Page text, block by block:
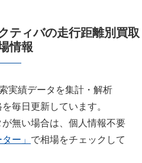
ティバの走行距離別買取
情報
実績データを集計・解析
毎日更新しています。
無い場合は、個人情報不要
ー」 で相場をチェックして